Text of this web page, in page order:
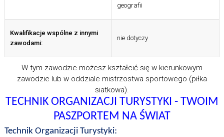
geografii
Kwalifikacje wspólne z innymi
zawodami:
nie dotyczy
W tym zawodzie możesz kształcić się w kierunkowym
zawodzie lub w oddziale mistrzostwa sportowego (piłka
siatkowa).
TECHNIK ORGANIZACJI TURYSTYKI - TWOIM
PASZPORTEM NA ŚWIAT
Technik Organizacji Turystyki: